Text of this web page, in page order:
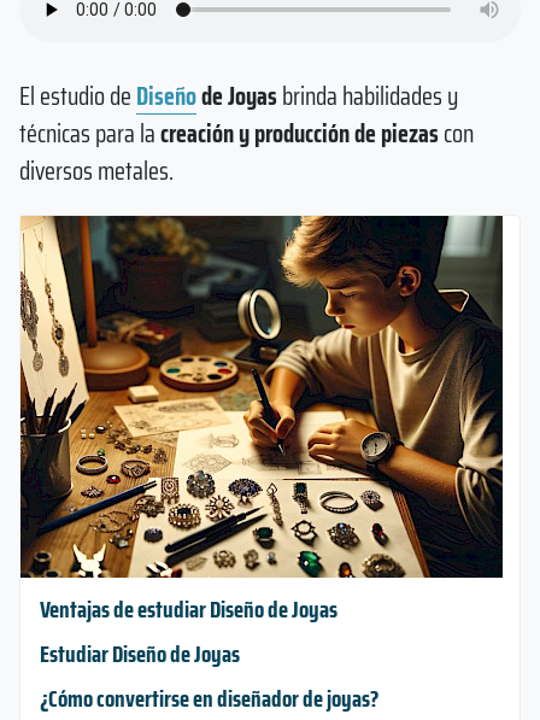
El estudio deDiseñode Joyasbrinda habilidades y
técnicas para lacreación y producción de piezascon
diversos metales.
Ventajas de estudiar Diseño de Joyas
Estudiar Diseño de Joyas
¿Cómo convertirse en diseñador de joyas?